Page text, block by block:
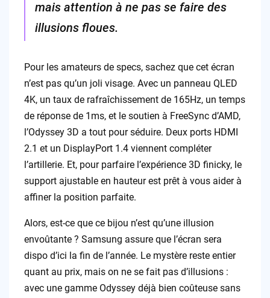
mais attention à ne pas se faire des
illusions floues.
Pour les amateurs de specs, sachez que cet écran
n’est pas qu’un joli visage. Avec un panneau QLED
4K, un taux de rafraîchissement de 165Hz, un temps
de réponse de 1ms, et le soutien à FreeSync d’AMD,
l’Odyssey 3D a tout pour séduire. Deux ports HDMI
2.1 et un DisplayPort 1.4 viennent compléter
l’artillerie. Et, pour parfaire l’expérience 3D finicky, le
support ajustable en hauteur est prêt à vous aider à
affiner la position parfaite.
Alors, est-ce que ce bijou n’est qu’une illusion
envoûtante ? Samsung assure que l’écran sera
dispo d’ici la fin de l’année. Le mystère reste entier
quant au prix, mais on ne se fait pas d’illusions :
avec une gamme Odyssey déjà bien coûteuse sans